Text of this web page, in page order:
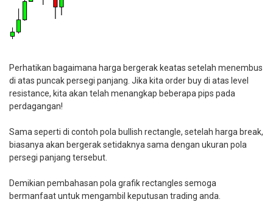
Perhatikan bagaimana harga bergerak keatas setelah menembus
di atas puncak persegi panjang. Jika kita order buy di atas level
resistance, kita akan telah menangkap beberapa pips pada
perdagangan!
Sama seperti di contoh pola bullish rectangle, setelah harga break,
biasanya akan bergerak setidaknya sama dengan ukuran pola
persegi panjang tersebut.
Demikian pembahasan pola grafik rectangles semoga
bermanfaat untuk mengambil keputusan trading anda.